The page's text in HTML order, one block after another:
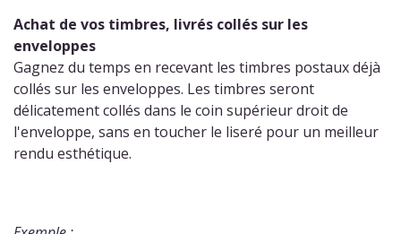
Achat de vos timbres, livrés collés sur les
enveloppes
Gagnez du temps en recevant les timbres postaux déjà
collés sur les enveloppes. Les timbres seront
délicatement collés dans le coin supérieur droit de
l'enveloppe, sans en toucher le liseré pour un meilleur
rendu esthétique.